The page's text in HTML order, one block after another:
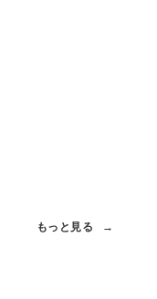
もっと見る